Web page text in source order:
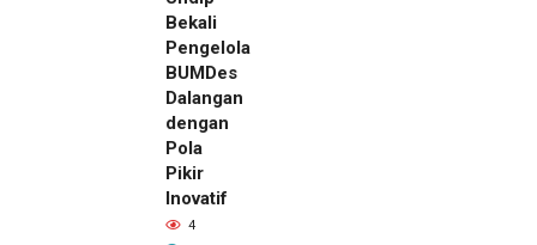
Bekali
Pengelola
BUMDes
Dalangan
dengan
Pola
Pikir
Inovatif
4
Pemilik